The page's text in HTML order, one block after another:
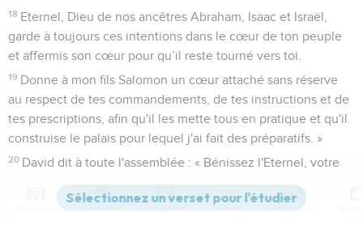
18 Eternel, Dieu de nos ancêtres Abraham, Isaac et Israël,
garde à toujours ces intentions dans le cœur de ton peuple
et affermis son cœur pour qu’il reste tourné vers toi.
19 Donne à mon fils Salomon un cœur attaché sans réserve
au respect de tes commandements, de tes instructions et de
tes prescriptions, afin qu'il les mette tous en pratique et qu'il
construise le palais pour lequel j'ai fait des préparatifs. »
20 David dit à toute l'assemblée : « Bénissez l'Eternel, votre
Dieu ! » Et toute l'assemblée bénit l'Eternel, le Dieu de leurs
ancêtres. Ils s'inclinèrent et se prosternèrent devant l'Eternel
Versions Commentaires Strong